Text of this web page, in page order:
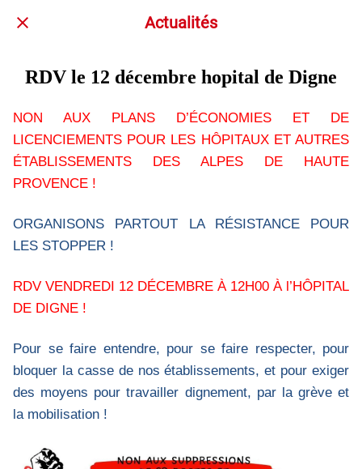
Actualités
RDV le 12 décembre hopital de Digne
NON AUX PLANS D’ÉCONOMIES ET DE
LICENCIEMENTS POUR LES HÔPITAUX ET AUTRES
ÉTABLISSEMENTS DES ALPES DE HAUTE
PROVENCE !
ORGANISONS PARTOUT LA RÉSISTANCE POUR
LES STOPPER !
RDV VENDREDI 12 DÉCEMBRE À 12H00 À l’HÔPITAL
DE DIGNE !
Pour se faire entendre, pour se faire respecter, pour
bloquer la casse de nos établissements, et pour exiger
des moyens pour travailler dignement, par la grève et
la mobilisation !